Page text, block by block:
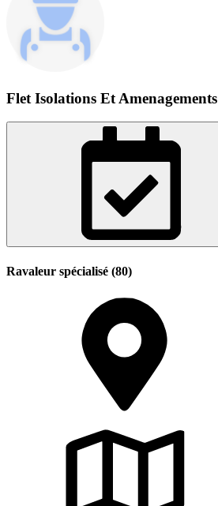
Flet Isolations Et Amenagements
Ravaleur spécialisé (80)